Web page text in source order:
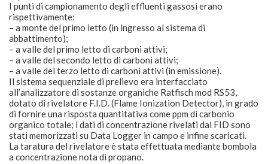
I punti di campionamento degli effluenti gassosi erano
rispettivamente:
– a monte del primo letto (in ingresso al sistema di
abbattimento);
– a valle del primo letto di carboni attivi;
– a valle del secondo letto di carboni attivi;
– a valle del terzo letto di carboni attivi (in emissione).
Il sistema sequenziale di prelievo era interfacciato
all’analizzatore di sostanze organiche Ratfisch mod RS53,
dotato di rivelatore F.I.D. (Flame Ionization Detector), in grado
di fornire una risposta quantitativa come ppm di carbonio
organico totale; i dati di concentrazione rivelati dal FID sono
stati memorizzati su Data Logger in campo e infine scaricati.
La taratura del rivelatore è stata effettuata mediante bombola
a concentrazione nota di propano.